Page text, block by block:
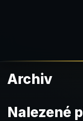
Archiv
Nalezené